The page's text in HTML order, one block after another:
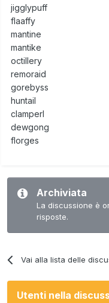
jigglypuff
flaaffy
mantine
mantike
octillery
remoraid
gorebyss
huntail
clamperl
dewgong
florges
Archiviata
La discussione è
risposte.
Vai alla lista delle
Utenti nella